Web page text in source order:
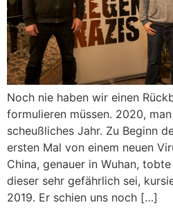
Noch nie haben wir einen
formulieren müssen. 2020,
scheußliches Jahr. Zu Beginn
ersten Mal von einem neuen
China, genauer in Wuhan,
dieser sehr gefährlich sei,
2019. Er schien uns noch […]